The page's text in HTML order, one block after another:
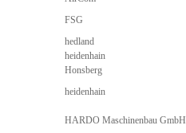
FSG
hedland
heidenhain
Honsberg
heidenhain
HARDO Maschinenbau GmbH